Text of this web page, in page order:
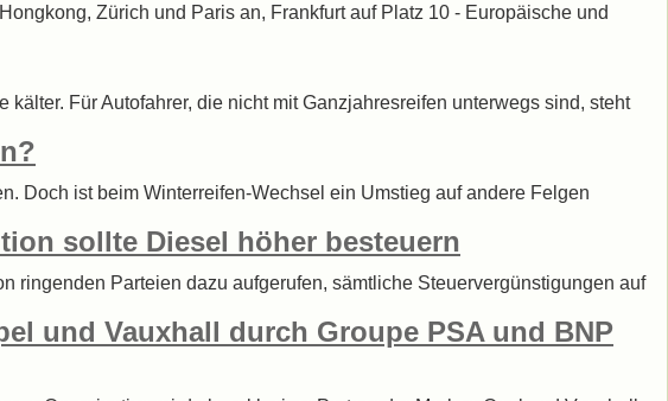
Zürich und Paris an, Frankfurt auf Platz 10 - Europäische und
Für Autofahrer, die nicht mit Ganzjahresreifen unterwegs sind, steht
Doch ist beim Winterreifen-Wechsel ein Umstieg auf andere Felgen
sollte Diesel höher besteuern
ringenden Parteien dazu aufgerufen, sämtliche Steuervergünstigungen auf
und Vauxhall durch Groupe PSA und BNP